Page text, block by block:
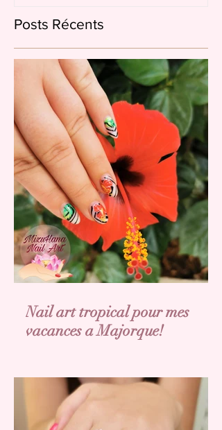
Posts Récents
Nail art tropical pour mes
vacances a Majorque!